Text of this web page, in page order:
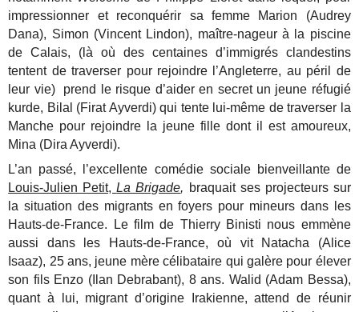
impressionner et reconquérir sa femme Marion (Audrey
Dana), Simon (Vincent Lindon), maître-nageur à la piscine
de Calais, (là où des centaines d’immigrés clandestins
tentent de traverser pour rejoindre l’Angleterre, au péril de
leur vie) prend le risque d’aider en secret un jeune réfugié
kurde, Bilal (Firat Ayverdi) qui tente lui-même de traverser la
Manche pour rejoindre la jeune fille dont il est amoureux,
Mina (Dira Ayverdi).
L’an passé, l’excellente comédie sociale bienveillante de
Louis-Julien Petit,La Brigade, braquait ses projecteurs sur
la situation des migrants en foyers pour mineurs dans les
Hauts-de-France.
Le film de Thierry Binisti nous emmène
aussi dans les Hauts-de-France, où vit Natacha (Alice
Isaaz), 25 ans, jeune mère célibataire qui galère pour élever
son fils Enzo (Ilan Debrabant), 8 ans. Walid (Adam Bessa),
quant à lui, migrant d’origine Irakienne, attend de réunir